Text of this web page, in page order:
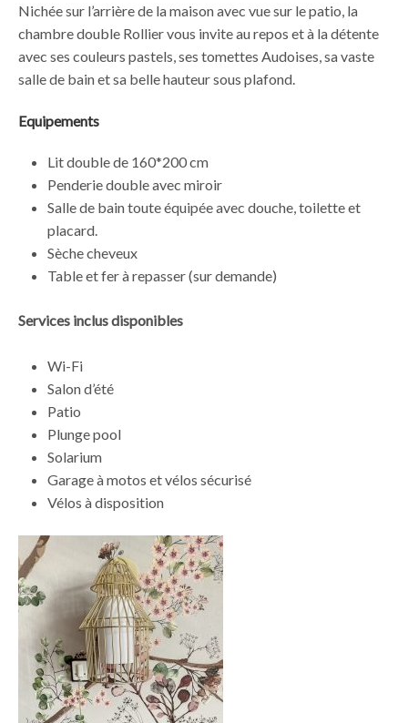
Nichée sur l’arrière de la maison avec vue sur le patio, la
chambre double Rollier vous invite au repos et à la détente
avec ses couleurs pastels, ses tomettes Audoises, sa vaste
salle de bain et sa belle hauteur sous plafond.
Equipements
Lit double de 160*200 cm
Penderie double avec miroir
Salle de bain toute équipée avec douche, toilette et
placard.
Sèche cheveux
Table et fer à repasser (sur demande)
Services inclus disponibles
Wi-Fi
Salon d’été
Patio
Plunge pool
Solarium
Garage à motos et vélos sécurisé
Vélos à disposition